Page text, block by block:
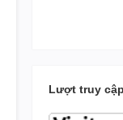
Lượt truy cập